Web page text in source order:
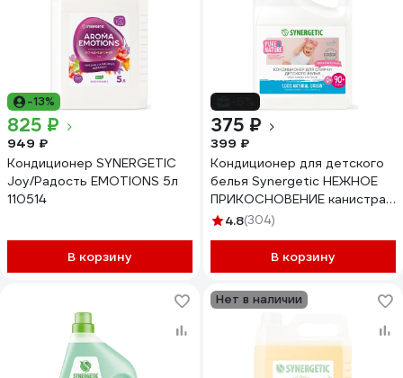
-13%
825 ₽
949 ₽
Кондиционер SYNERGETIC
Joy/Радость EMOTIONS 5л
110514
В корзину
375 ₽
399 ₽
Кондиционер для детского
белья Synergetic НЕЖНОЕ
ПРИКОСНОВЕНИЕ канистра
ПЭ 2.75 л 4623722441829
4.8(304)
В корзину
Нет в наличии